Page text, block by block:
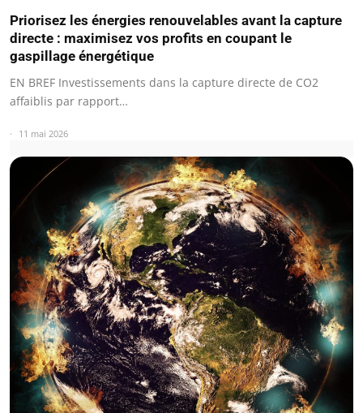
Priorisez les énergies renouvelables avant la capture
directe : maximisez vos profits en coupant le
gaspillage énergétique
EN BREF Investissements dans la capture directe de CO2
affaiblis par rapport…
11 mai 2026